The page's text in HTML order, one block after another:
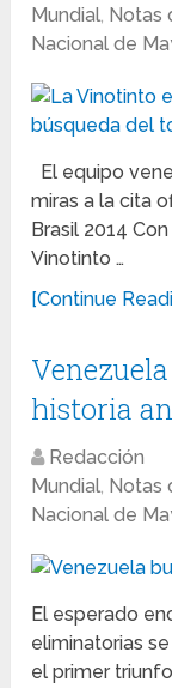
Mundial, Notas
Nacional de
El equipo
miras a la cita
Brasil 2014
Vinotinto …
[Continue
historia
Redacción
Mundial, Notas
Nacional de
El esperado
eliminatorias
el primer